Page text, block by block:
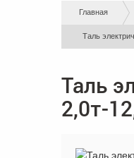
Вы
здесь
Главная
Таль
Таль
2,0т-